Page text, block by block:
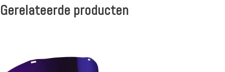
Gerelateerde producten